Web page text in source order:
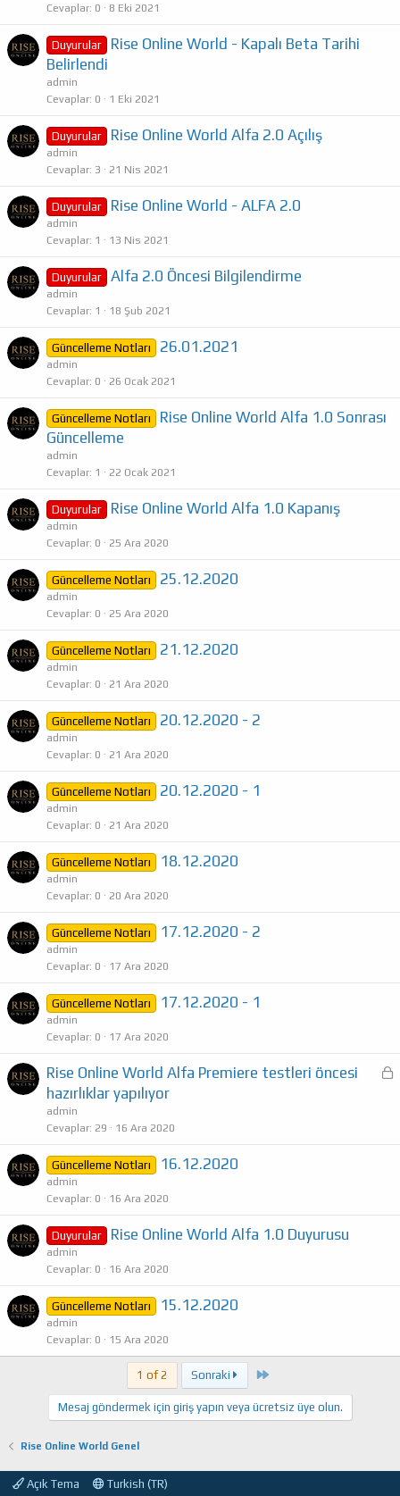
Cevaplar 0 8 Eki 2021
Duyurular
Rise Online World - Kapalı Beta Tarihi
Belirlendi
admin
Cevaplar 0 1 Eki 2021
Duyurular Rise Online World Alfa 2.0 Açılış
admin
Cevaplar 3 21 Nis 2021
Duyurular Rise Online World - ALFA 2.0
admin
Cevaplar 1 13 Nis 2021
Duyurular Alfa 2.0 Öncesi Bilgilendirme
admin
Cevaplar 1 18 Şub 2021
Güncelleme Notları 26.01.2021
admin
Cevaplar 0 26 Ocak 2021
Güncelleme Notları
Rise Online World Alfa 1.0 Sonrası
Güncelleme
admin
Cevaplar 1 22 Ocak 2021
Duyurular Rise Online World Alfa 1.0 Kapanış
admin
Cevaplar 0 25 Ara 2020
Güncelleme Notları 25.12.2020
admin
Cevaplar 0 25 Ara 2020
Güncelleme Notları 21.12.2020
admin
Cevaplar 0 21 Ara 2020
Güncelleme Notları 20.12.2020 - 2
admin
Cevaplar 0 21 Ara 2020
Güncelleme Notları 20.12.2020 - 1
admin
Cevaplar 0 21 Ara 2020
Güncelleme Notları 18.12.2020
admin
Cevaplar 0 20 Ara 2020
Güncelleme Notları 17.12.2020 - 2
admin
Cevaplar 0 17 Ara 2020
Güncelleme Notları 17.12.2020 - 1
admin
Cevaplar 0 17 Ara 2020
K
Rise Online World Alfa Premiere testleri öncesi
hazırlıklar yapılıyor
admin
Cevaplar 29 16 Ara 2020
Güncelleme Notları 16.12.2020
admin
Cevaplar 0 16 Ara 2020
Duyurular Rise Online World Alfa 1.0 Duyurusu
admin
Cevaplar 0 16 Ara 2020
Güncelleme Notları 15.12.2020
admin
Cevaplar 0 15 Ara 2020
1 of 2 Sonraki Son
Mesaj göndermek için giriş yapın veya ücretsiz üye olun.
Rise Online World Genel
Açık Tema Turkish (TR)